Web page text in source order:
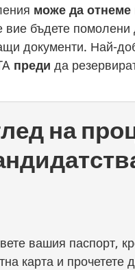
може да отнеме
вие бъдете помолени
документи. Най-
преди да
на
вашия паспорт,
карта и прочетете